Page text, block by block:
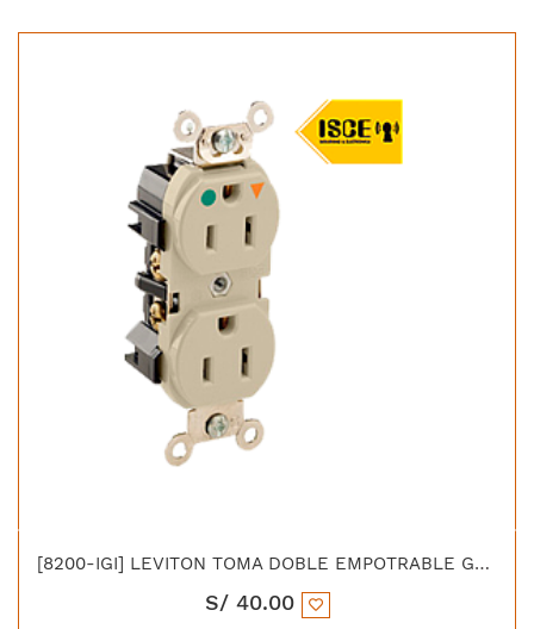
[8200-IGI] LEVITON TOMA DOBLE EMPOTRABLE G/HOSPITALARIO TIERRA AISLADA 15A 125V MARFIL
S/ 40.00